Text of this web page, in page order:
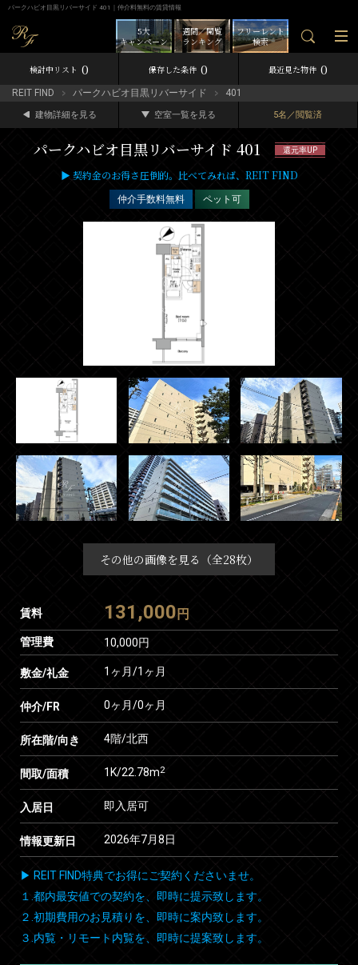
パークハビオ目黒リバーサイド 401｜仲介料無料の賃貸情報
フリーレント
検索
週間／閲覧
ランキング
5大
キャンペーン
検討中リスト 0 保存した条件 0 最近見た物件 0
REIT FIND パークハビオ目黒リバーサイド 401
建物詳細を見る 空室一覧を見る 5名／閲覧済
パークハビオ目黒リバーサイド 401 還元率UP
▶ 契約金のお得さ圧倒的。比べてみれば、REIT FIND
仲介手数料無料 ペット可
その他の画像を見る（全28枚）
賃料 131,000 円
管理費 10,000円
敷金/礼金 1ヶ月/1ヶ月
仲介/FR 0ヶ月/0ヶ月
所在階/向き 4階/北西
間取/面積 1K/22.78m2
入居日 即入居可
情報更新日 2026年7月8日
▶ REIT FIND特典でお得にご契約くださいませ。
１.都内最安値での契約を、即時に提示致します。
２.初期費用のお見積りを、即時に案内致します。
３.内覧・リモート内覧を、即時に提案致します。